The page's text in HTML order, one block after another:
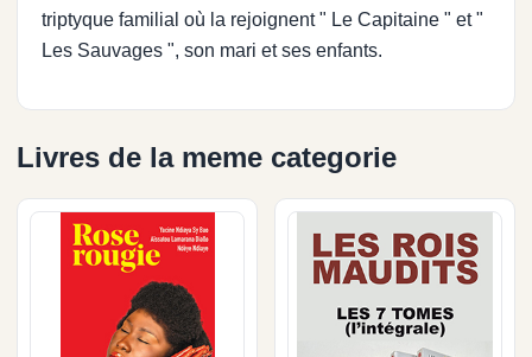
triptyque familial où la rejoignent " Le Capitaine " et "
Les Sauvages ", son mari et ses enfants.
Livres de la meme categorie